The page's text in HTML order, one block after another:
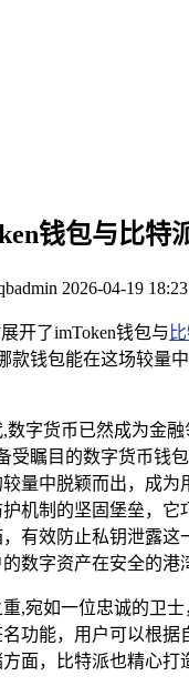
钱包与比特
2026-04-19
开了imToken钱包与
款钱包能在这场较量
字货币已然成为金
受瞩目的数字货币
量中脱颖而出，成
机制的坚固堡垒，
有效防止私钥泄露
数字资产在安全的港
,宛如一位忠诚的卫
功能，用户可以根
面，比特派也精心打